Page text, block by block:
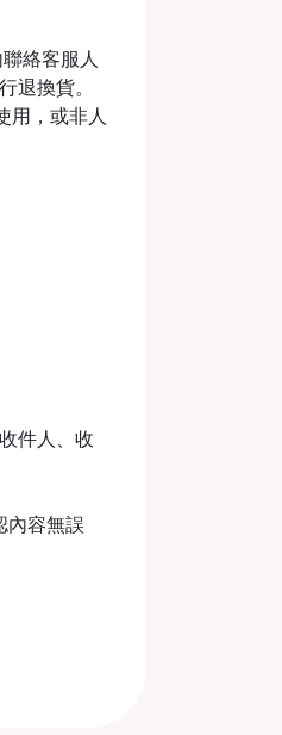
絡客服人
換貨。
用，或非人
件人、收
內容無誤